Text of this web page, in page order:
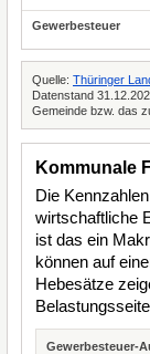
Quelle: Thüringer
Datenstand
Gemeinde bzw. das
Kommunale
Die
wirtschaftliche
ist das ein
können auf
Hebesätze
Gewerbesteuer-